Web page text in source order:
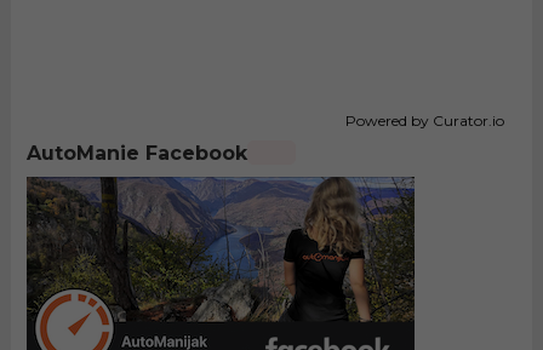
Powered by Curator.io
AutoManie Facebook